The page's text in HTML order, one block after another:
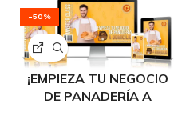
-50%
¡EMPIEZA TU NEGOCIO
DE PANADERÍA A